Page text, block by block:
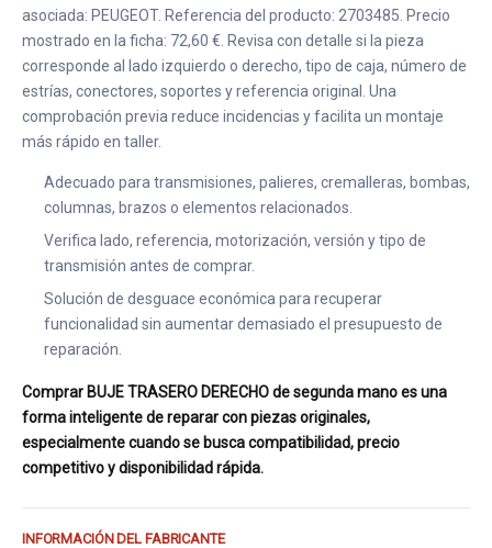
asociada: PEUGEOT. Referencia del producto: 2703485. Precio
mostrado en la ficha: 72,60 €. Revisa con detalle si la pieza
corresponde al lado izquierdo o derecho, tipo de caja, número de
estrías, conectores, soportes y referencia original. Una
comprobación previa reduce incidencias y facilita un montaje
más rápido en taller.
Adecuado para transmisiones, palieres, cremalleras, bombas,
columnas, brazos o elementos relacionados.
Verifica lado, referencia, motorización, versión y tipo de
transmisión antes de comprar.
Solución de desguace económica para recuperar
funcionalidad sin aumentar demasiado el presupuesto de
reparación.
Comprar BUJE TRASERO DERECHO de segunda mano es una
forma inteligente de reparar con piezas originales,
especialmente cuando se busca compatibilidad, precio
competitivo y disponibilidad rápida.
INFORMACIÓN DEL FABRICANTE